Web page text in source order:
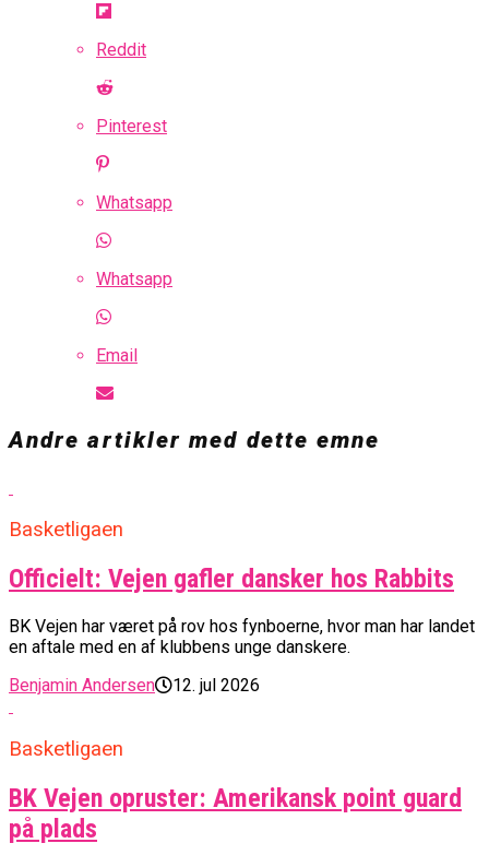
Reddit
Pinterest
Whatsapp
Whatsapp
Email
Andre artikler med dette emne
Basketligaen
Officielt: Vejen gafler dansker hos Rabbits
BK Vejen har været på rov hos fynboerne, hvor man har landet
en aftale med en af klubbens unge danskere.
Benjamin Andersen
12. jul 2026
Basketligaen
BK Vejen opruster: Amerikansk point guard
på plads